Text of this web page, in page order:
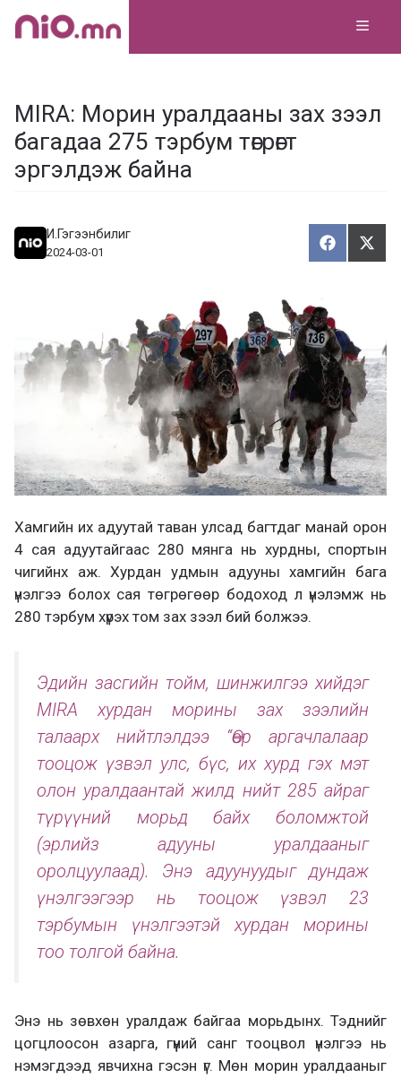
Skip
MIRA: Морин уралдааны зах зээл
багадаа 275 тэрбум төгрөгт
эргэлдэж байна
И.Гэгээнбилиг
2024-03-01
Х
у
л
ц
а
х
Т
Хамгийн их адуутай таван улсад багтдаг манай орон
4 сая адуутайгаас 280 мянга нь хурдны, спортын
чигийнх аж. Хурдан удмын адууны хамгийн бага
үнэлгээ болох сая төгрөгөөр бодоход л үнэлэмж нь
280 тэрбум хүрэх том зах зээл бий болжээ.
Эдийн засгийн тойм, шинжилгээ хийдэг
MIRA хурдан морины зах зээлийн
талаарх нийтлэлдээ “Өөр аргачлалаар
тооцож үзвэл улс, бүс, их хурд гэх мэт
олон уралдаантай жилд нийт 285 айраг
түрүүний морьд байх боломжтой
(эрлийз адууны уралдааныг
оролцуулаад). Энэ адуунуудыг дундаж
үнэлгээгээр нь тооцож үзвэл 23
тэрбумын үнэлгээтэй хурдан морины
тоо толгой байна.
Энэ нь зөвхөн уралдаж байгаа морьдынх. Тэднийг
цогцлоосон азарга, гүүний санг тооцвол үнэлгээ нь
нэмэгдээд явчихна гэсэн үг. Мөн морин уралдааныг